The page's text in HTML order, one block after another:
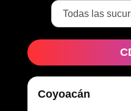
Coyoacán